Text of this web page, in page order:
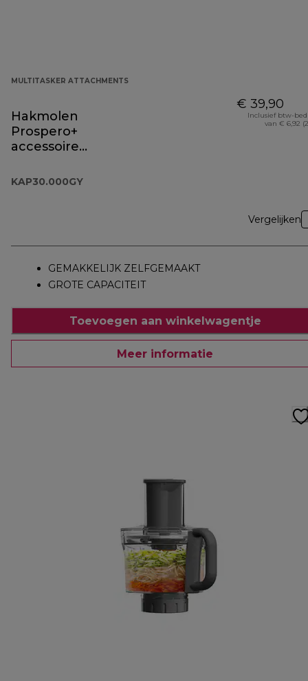
MULTITASKER ATTACHMENTS
Hakmolen
Prospero+
accessoire
KAP30.000GY
€ 39,90
Inclusief btw-
van € 6,92
Vergelijken
GEMAKKELIJK ZELFGEMAAKT
GROTE CAPACITEIT
Toevoegen aan winkelwagentje
Meer informatie